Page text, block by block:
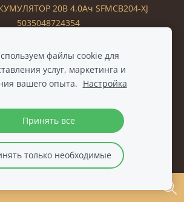
20В 4.0Ач SFMCB204-XJ
5035048724354
файлы cookie для
услуг, маркетинга и
вашего опыта. Настройка
Принять все
только необходимые